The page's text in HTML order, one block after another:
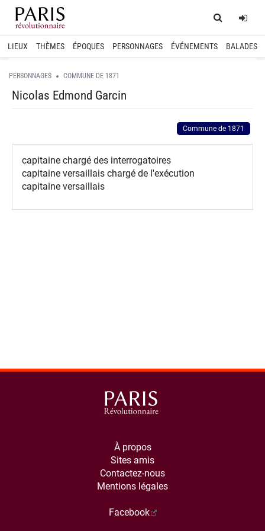
Home
LIEUX THÈMES ÉPOQUES PERSONNAGES ÉVÉNEMENTS BALADES
PERSONNAGES COMMUNE DE 1871
Nicolas Edmond Garcin
Commune de 1871
capitaine chargé des interrogatoires
capitaine versaillais chargé de l'exécution
capitaine versaillais
À propos
Sites amis
Contactez-nous
Mentions légales
Facebook